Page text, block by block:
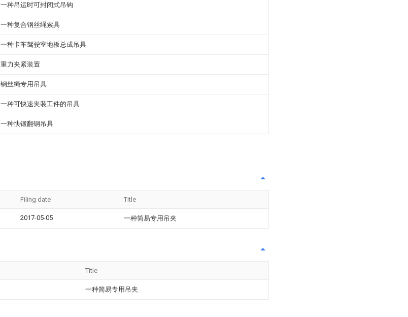
一种吊运时可封闭式吊钩
一种复合钢丝绳索具
一种卡车驾驶室地板总成吊具
重力夹紧装置
钢丝绳专用吊具
一种可快速夹装工件的吊具
一种快锻翻钢吊具
Filing date Title
2017-05-05 一种简易专用吊夹
Title
一种简易专用吊夹